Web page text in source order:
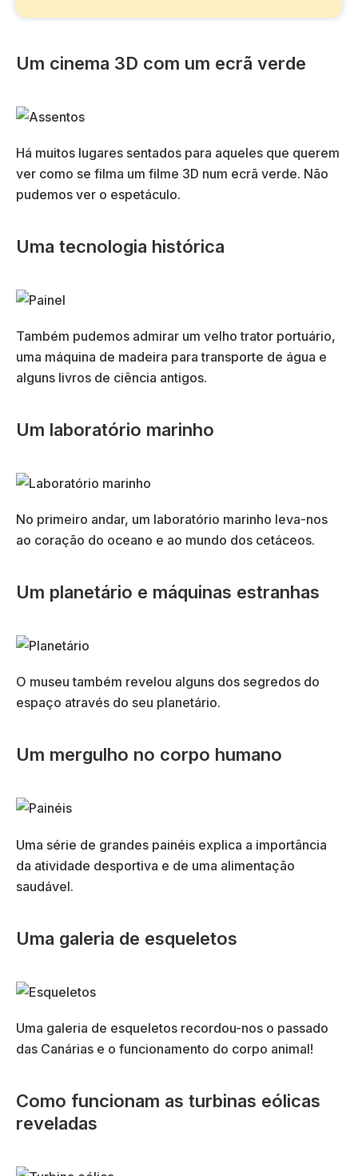
Um cinema 3D com um ecrã verde
Há muitos lugares sentados para aqueles que querem
ver como se filma um filme 3D num ecrã verde. Não
pudemos ver o espetáculo.
Uma tecnologia histórica
Também pudemos admirar um velho trator portuário,
uma máquina de madeira para transporte de água e
alguns livros de ciência antigos.
Um laboratório marinho
No primeiro andar, um laboratório marinho leva-nos
ao coração do oceano e ao mundo dos cetáceos.
Um planetário e máquinas estranhas
O museu também revelou alguns dos segredos do
espaço através do seu planetário.
Um mergulho no corpo humano
Uma série de grandes painéis explica a importância
da atividade desportiva e de uma alimentação
saudável.
Uma galeria de esqueletos
Uma galeria de esqueletos recordou-nos o passado
das Canárias e o funcionamento do corpo animal!
Como funcionam as turbinas eólicas
reveladas